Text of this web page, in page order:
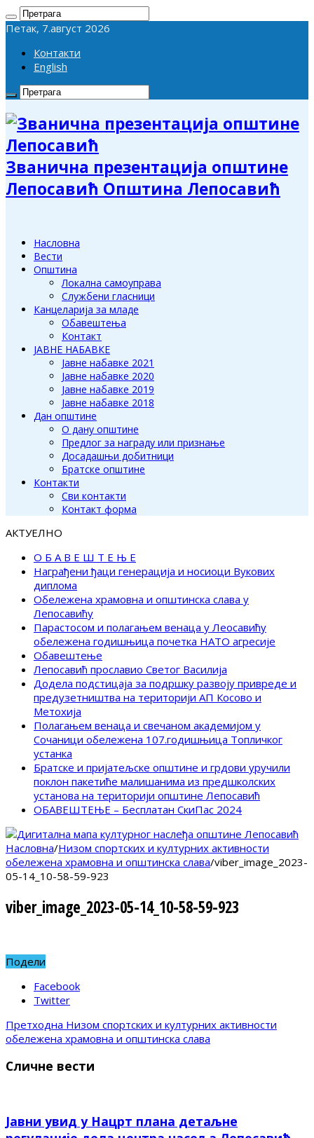
Петак, 7.август 2026
Контакти
English
Званична презентација општине
Лепосавић Општина Лепосавић
Насловна
Вести
Општина
Локална самоуправа
Службени гласници
Канцеларија за младе
Обавештења
Контакт
ЈАВНЕ НАБАВКЕ
Јавне набавке 2021
Јавне набавке 2020
Јавне набавке 2019
Јавне набавке 2018
Дан општине
О дану општине
Предлог за награду или признање
Досадашњи добитници
Братске општине
Контакти
Сви контакти
Контакт форма
АКТУЕЛНО
О Б А В Е Ш Т Е Њ Е
Награђени ђаци генерација и носиоци Вукових
диплома
Обележена храмовна и општинска слава у
Лепосавићу
Парастосом и полагањем венаца у Леосавићу
обележена годишњица почетка НАТО агресије
Обавештење
Лепосавић прославио Светог Василија
Додела подстицаја за подршку развоју привреде и
предузетништва на територији АП Косово и
Метохија
Полагањем венаца и свечаном академијом у
Сочаници обележена 107.годишњица Топличког
устанка
Братске и пријатељске општине и грдови уручили
поклон пакетиће малишанима из предшколских
установа на територији општине Лепосавић
ОБАВЕШТЕЊЕ – Бесплатан СкиПас 2024
Насловна/Низом спортских и културних активности
обележена храмовна и општинска слава/viber_image_2023-
05-14_10-58-59-923
viber_image_2023-05-14_10-58-59-923
Подели
Facebook
Twitter
Претходна Низом спортских и културних активности
обележена храмовна и општинска слава
Сличне вести
Јавни увид у Нацрт плана детаљне